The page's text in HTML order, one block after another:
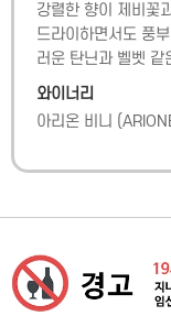
강렬한 향이 제비꽃
드라이하면서도 풍
러운 탄닌과 벨벳 같
와이너리
아리온 비니 (